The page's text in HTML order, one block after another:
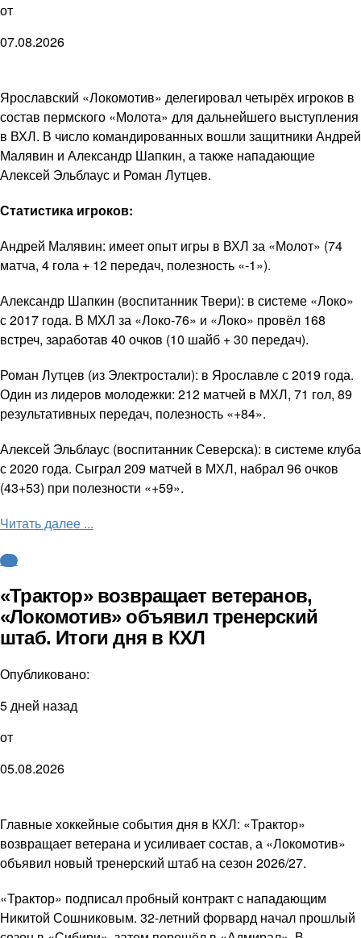
от
07.08.2026
Ярославский «Локомотив» делегировал четырёх игроков в
состав пермского «Молота» для дальнейшего выступления
в ВХЛ. В число командированных вошли защитники Андрей
Малявин и Александр Шапкин, а также нападающие
Алексей Эльблаус и Роман Лутцев.
Статистика игроков:
Андрей Малявин: имеет опыт игры в ВХЛ за «Молот» (74
матча, 4 гола + 12 передач, полезность «-1»).
Александр Шапкин (воспитанник Твери): в системе «Локо»
с 2017 года. В МХЛ за «Локо-76» и «Локо» провёл 168
встреч, заработав 40 очков (10 шайб + 30 передач).
Роман Лутцев (из Электростали): в Ярославле с 2019 года.
Один из лидеров молодежки: 212 матчей в МХЛ, 71 гол, 89
результативных передач, полезность «+84».
Алексей Эльблаус (воспитанник Северска): в системе клуба
с 2020 года. Сыграл 209 матчей в МХЛ, набрал 96 очков
(43+53) при полезности «+59».
Читать далее ...
КХЛ
«Трактор» возвращает ветеранов,
«Локомотив» объявил тренерский
штаб. Итоги дня в КХЛ
Опубликовано:
5 дней назад
от
05.08.2026
Главные хоккейные события дня в КХЛ: «Трактор»
возвращает ветерана и усиливает состав, а «Локомотив»
объявил новый тренерский штаб на сезон 2026/27.
«Трактор» подписал пробный контракт с нападающим
Никитой Сошниковым. 32-летний форвард начал прошлый